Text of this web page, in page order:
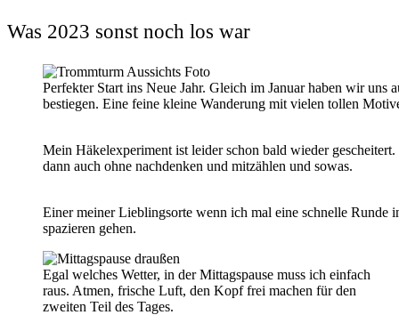
Was 2023 sonst noch los war
Perfekter Start ins Neue Jahr. Gleich im Januar haben wir
bestiegen. Eine feine kleine Wanderung mit vielen tollen
Mein Häkelexperiment ist leider schon bald wieder
dann auch ohne nachdenken und mitzählen und sowas.
Einer meiner Lieblingsorte wenn ich mal eine schnelle
spazieren gehen.
Egal welches Wetter, in der Mittagspause muss ich einfach
raus. Atmen, frische Luft, den Kopf frei machen für den
zweiten Teil des Tages.